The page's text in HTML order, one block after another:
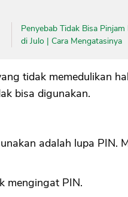
Penyebab Tidak Bisa Pinjam
di Julo | Cara Mengatasinya
tidak memedulikan
bisa digunakan.
adalah lupa PIN.
mengingat PIN.